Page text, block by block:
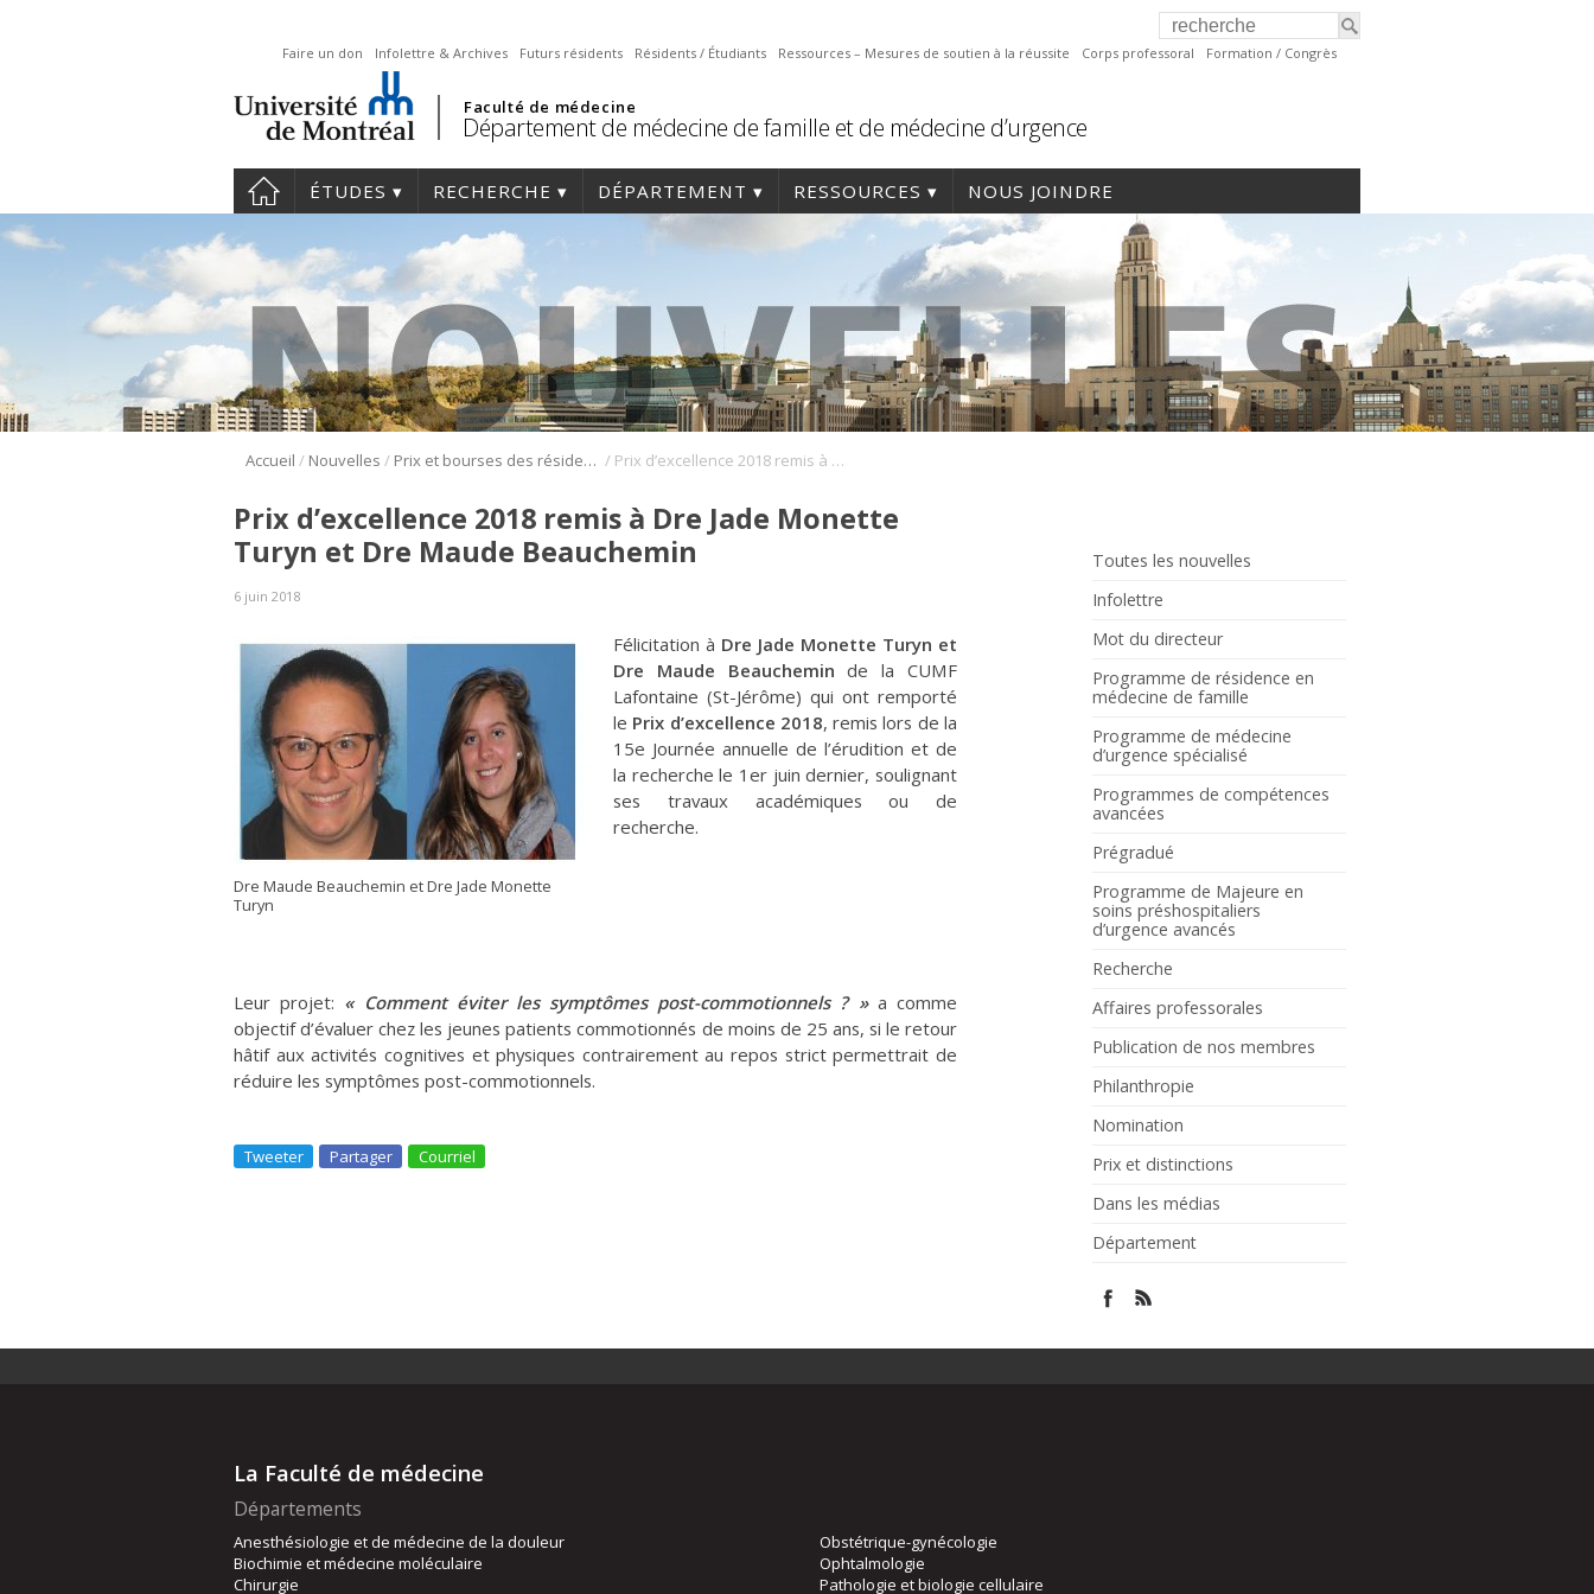
Faire un don Infolettre & Archives Futurs résidents Résidents / Étudiants Ressources – Mesures de soutien à la réussite Corps professoral Formation / Congrès
Faculté de médecine
Département de médecine de famille et de médecine d’urgence
ÉTUDES RECHERCHE DÉPARTEMENT RESSOURCES NOUS JOINDRE
Accueil / Nouvelles / Prix et bourses des résidents / Prix d’excellence 2018 remis à Dre Jade Monette Turyn et Dre Maude Beauchemin
Toutes les nouvelles
Infolettre
Mot du directeur
Programme de résidence en
médecine de famille
Programme de médecine
d’urgence spécialisé
Programmes de compétences
avancées
Prégradué
Programme de Majeure en
soins préshospitaliers
d’urgence avancés
Recherche
Affaires professorales
Publication de nos membres
Philanthropie
Nomination
Prix et distinctions
Dans les médias
Département
Prix d’excellence 2018 remis à Dre Jade Monette
Turyn et Dre Maude Beauchemin
6 juin 2018
Dre Maude Beauchemin et Dre Jade Monette
Turyn
Félicitation à Dre Jade Monette Turyn et
Dre Maude Beauchemin de la CUMF
Lafontaine (St-Jérôme) qui ont remporté
le Prix d’excellence 2018, remis lors de la
15e Journée annuelle de l’érudition et de
la recherche le 1er juin dernier, soulignant
ses travaux académiques ou de
recherche.
Leur projet: « Comment éviter les symptômes post-commotionnels ? »a comme
objectif d’évaluer chez les jeunes patients commotionnés de moins de 25 ans, si le retour
hâtif aux activités cognitives et physiques contrairement au repos strict permettrait de
réduire les symptômes post-commotionnels.
Tweeter Partager Courriel
La Faculté de médecine
Départements
Anesthésiologie et de médecine de la douleur
Biochimie et médecine moléculaire
Chirurgie
Obstétrique-gynécologie
Ophtalmologie
Pathologie et biologie cellulaire